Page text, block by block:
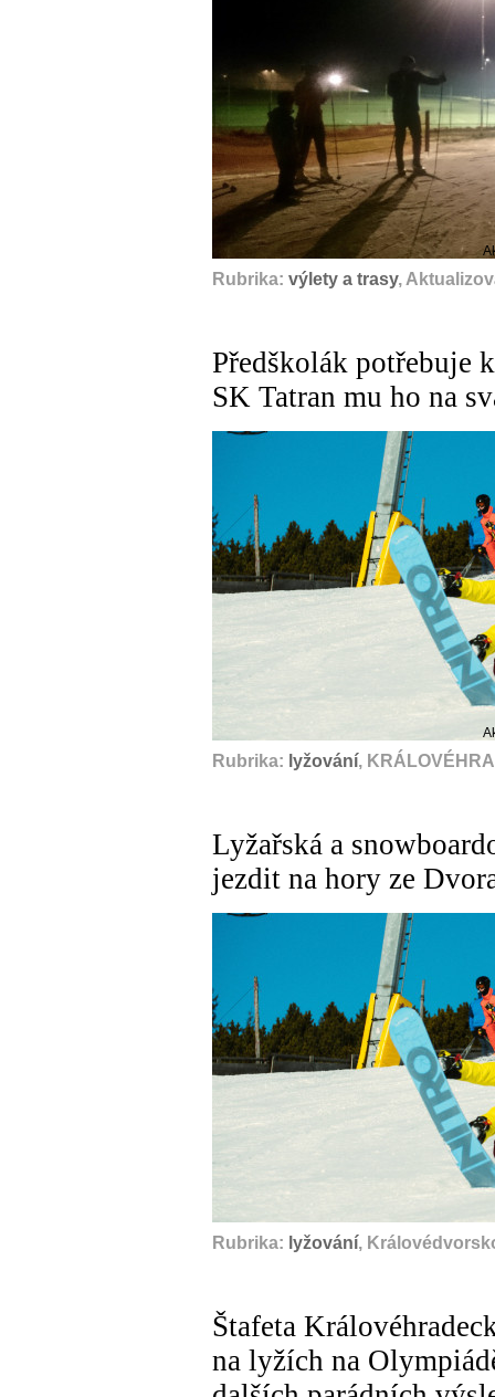
Rubrika: výlety a trasy,
Předškolák potřebuje
SK Tatran mu ho na
Rubrika: lyžování,
Lyžařská a
jezdit na hory ze
Rubrika: lyžování,
Štafeta
na lyžích na